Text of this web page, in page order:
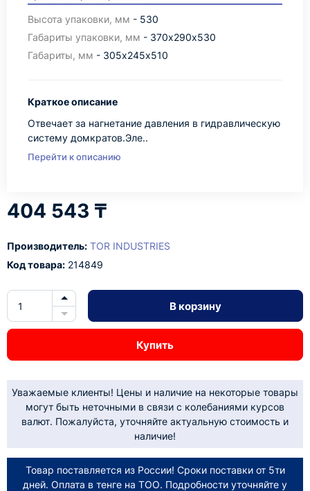
Высота упаковки, мм - 530
Габариты упаковки, мм - 370х290х530
Габариты, мм - 305х245х510
Краткое описание
Отвечает за нагнетание давления в гидравлическую
систему домкратов.Эле..
Перейти к описанию
404 543 ₸
Производитель: TOR INDUSTRIES
Код товара: 214849
В корзину
Купить
Уважаемые клиенты! Цены и наличие на некоторые товары
могут быть неточными в связи с колебаниями курсов
валют. Пожалуйста, уточняйте актуальную стоимость и
наличие!
Товар поставляется из России! Сроки поставки от 5ти
дней. Оплата в тенге на ТОО. Подробности уточняйте у